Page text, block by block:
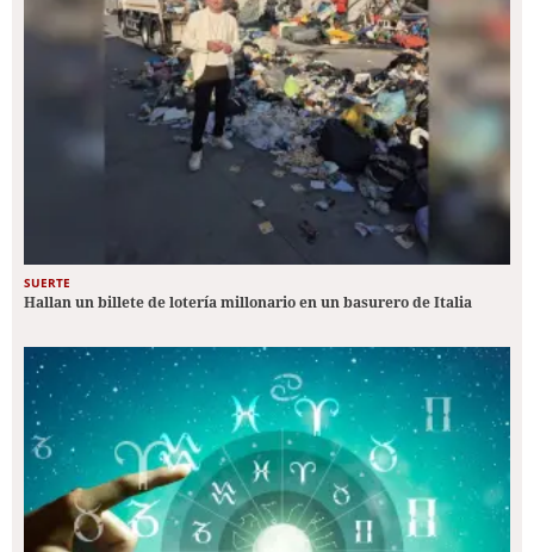
SUERTE
Hallan un billete de lotería millonario en un basurero de Italia